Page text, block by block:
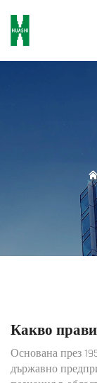
Какво
Основана през
държавно